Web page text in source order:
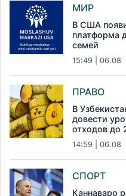
МИР
В США
платформа
семей
15:49 | 06.08
ПРАВО
В
довести
отходов до
14:59 | 06.08
СПОРТ
Каннаваро